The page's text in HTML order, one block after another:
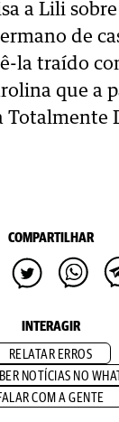
a Lili
de
la traído
que a
Totalmente
COMPARTILHAR
INTERAGIR
RELATAR ERROS
NOTÍCIAS NO
COM A GENTE